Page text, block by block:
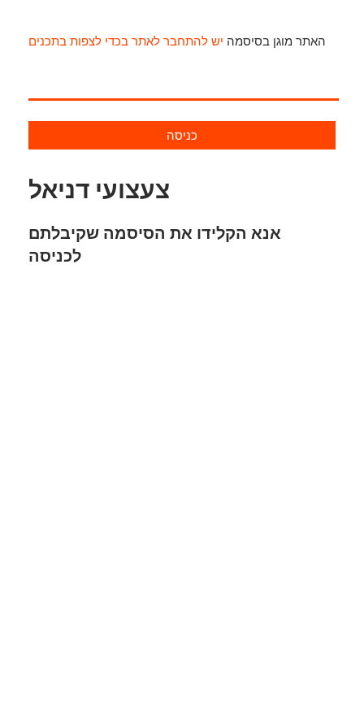
האתר מוגן בסיסמה יש להתחבר לאתר בכדי לצפות בתכנים
כניסה
צעצועי דניאל
אנא הקלידו את הסיסמה שקיבלתם
לכניסה